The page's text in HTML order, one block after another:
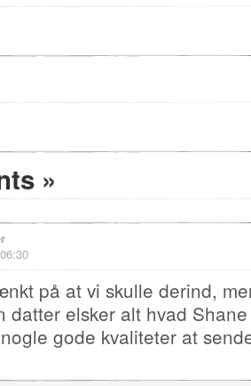
»
06:30
på at vi skulle derind,
datter elsker alt hvad
gode kvaliteter at